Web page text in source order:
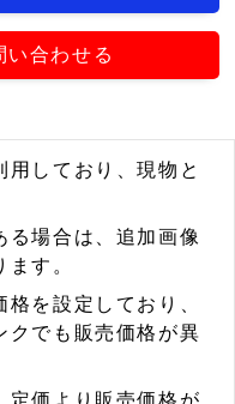
い合わせる
用しており、現物と
る場合は、追加画像
す。
格を設定しており、
クでも販売価格が異